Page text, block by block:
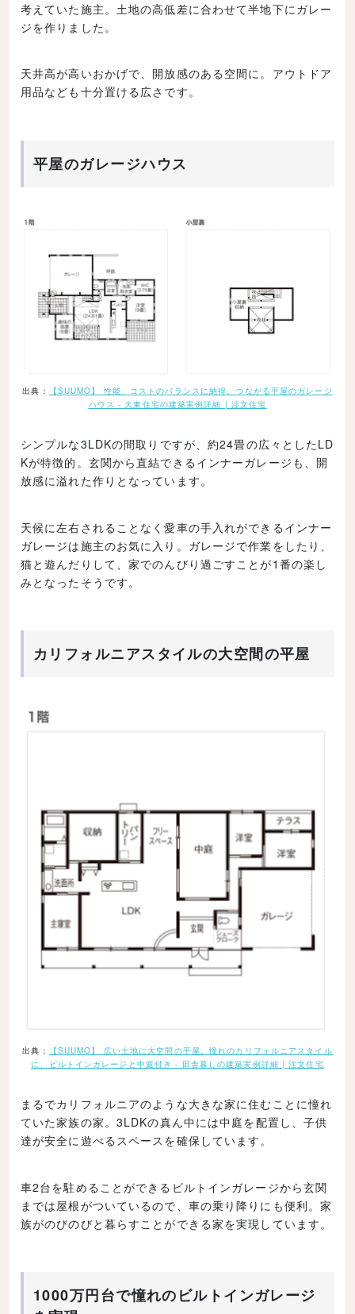
考えていた施主。土地の高低差に合わせて半地下にガレー
ジを作りました。
天井高が高いおかげで、開放感のある空間に。アウトドア
用品なども十分置ける広さです。
平屋のガレージハウス
出典：
【SUUMO】 性能、コストのバランスに納得。つながる平屋のガレージ
ハウス - 大東住宅の建築実例詳細 | 注文住宅
シンプルな3LDKの間取りですが、約24畳の広々としたLD
Kが特徴的。玄関から直結できるインナーガレージも、開
放感に溢れた作りとなっています。
天候に左右されることなく愛車の手入れができるインナー
ガレージは施主のお気に入り。ガレージで作業をしたり、
猫と遊んだりして、家でのんびり過ごすことが1番の楽し
みとなったそうです。
カリフォルニアスタイルの大空間の平屋
出典：
【SUUMO】 広い土地に大空間の平屋。憧れのカリフォルニアスタイル
に、ビルトインガレージと中庭付き - 田舎暮しの建築実例詳細 | 注文住宅
まるでカリフォルニアのような大きな家に住むことに憧れ
ていた家族の家。3LDKの真ん中には中庭を配置し、子供
達が安全に遊べるスペースを確保しています。
車2台を駐めることができるビルトインガレージから玄関
までは屋根がついているので、車の乗り降りにも便利。家
族がのびのびと暮らすことができる家を実現しています。
1000万円台で憧れのビルトインガレージ